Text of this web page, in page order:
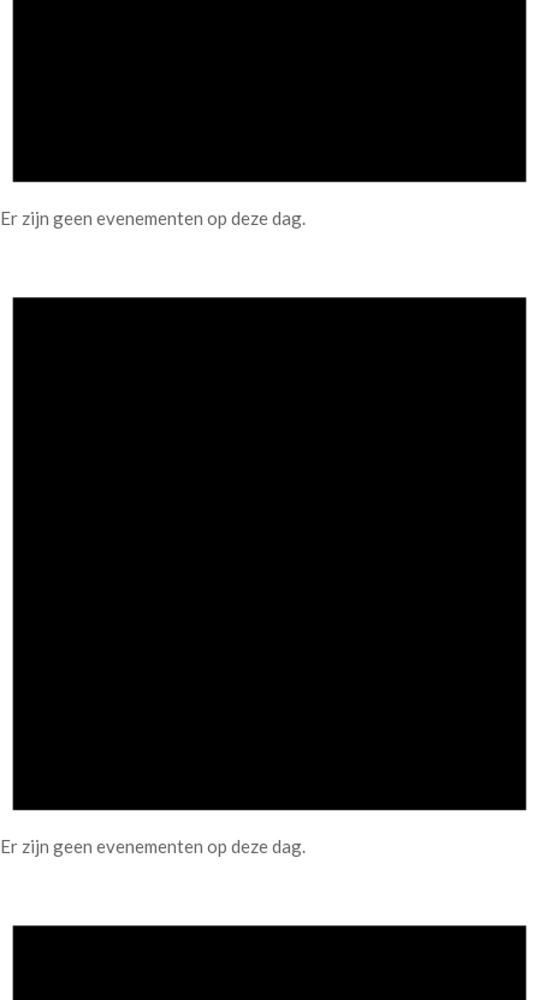
Er zijn geen evenementen op deze dag.
Er zijn geen evenementen op deze dag.